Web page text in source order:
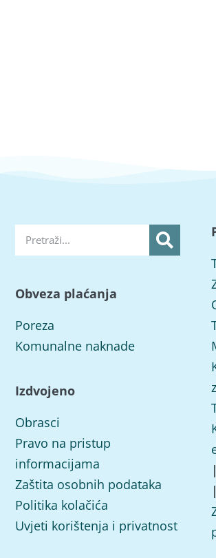
Obveza plaćanja
Poreza
Komunalne naknade
Izdvojeno
Obrasci
Pravo na pristup
informacijama
Zaštita osobnih podataka
Politika kolačića
Uvjeti korištenja i privatnost
|
|